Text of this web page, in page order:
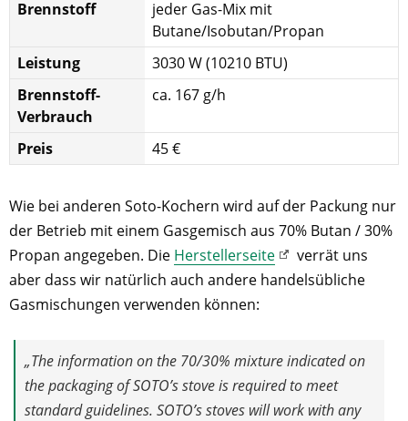
Brennstoff
jeder Gas-Mix mit
Butane/Isobutan/Propan
Leistung
3030 W (10210 BTU)
Brennstoff-
Verbrauch
ca. 167 g/h
Preis 45 €
Wie bei anderen Soto-Kochern wird auf der Packung nur
der Betrieb mit einem Gasgemisch aus 70% Butan / 30%
Propan angegeben. Die Herstellerseite
verrät uns
aber dass wir natürlich auch andere handelsübliche
Gasmischungen verwenden können:
„The information on the 70/30% mixture indicated on
the packaging of SOTO’s stove is required to meet
standard guidelines. SOTO’s stoves will work with any